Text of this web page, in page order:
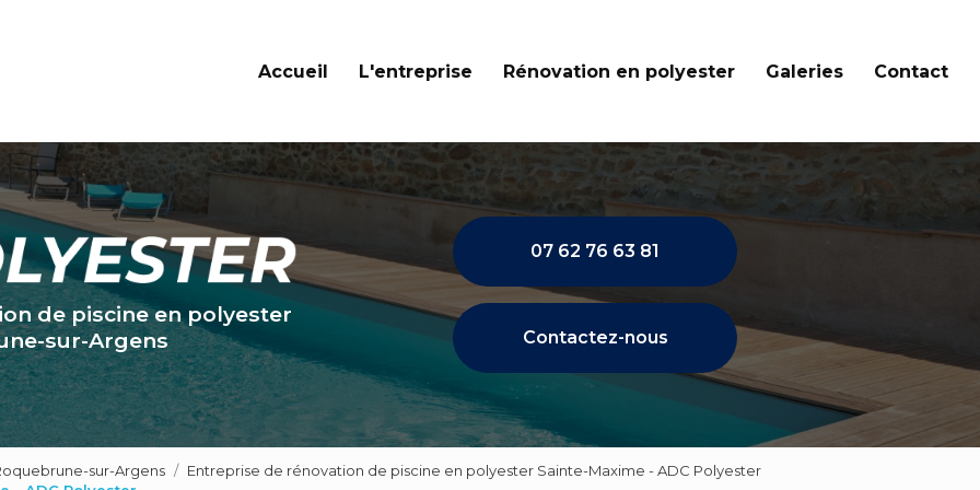
Accueil L'entreprise Rénovation en polyester Galeries Contact
de piscine en polyester
sur-Argens
07 62 76 63 81
Contactez-nous
sur-Argens
Entreprise de rénovation de piscine en polyester Sainte-Maxime - ADC Polyester